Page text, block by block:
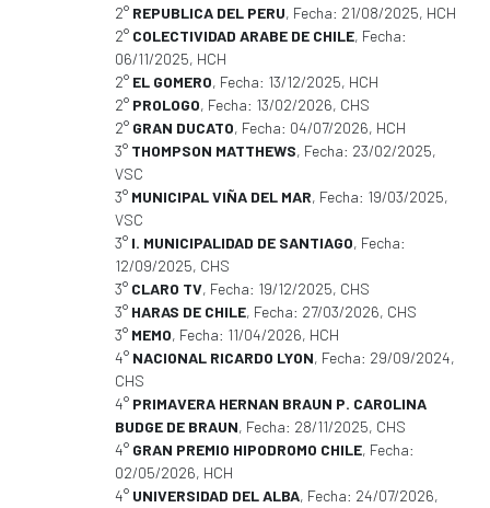
2° REPUBLICA DEL PERU, Fecha: 21/08/2025, HCH
2° COLECTIVIDAD ARABE DE CHILE, Fecha:
06/11/2025, HCH
2° EL GOMERO, Fecha: 13/12/2025, HCH
2° PROLOGO, Fecha: 13/02/2026, CHS
2° GRAN DUCATO, Fecha: 04/07/2026, HCH
3° THOMPSON MATTHEWS, Fecha: 23/02/2025,
VSC
3° MUNICIPAL VIÑA DEL MAR, Fecha: 19/03/2025,
VSC
3° I. MUNICIPALIDAD DE SANTIAGO, Fecha:
12/09/2025, CHS
3° CLARO TV, Fecha: 19/12/2025, CHS
3° HARAS DE CHILE, Fecha: 27/03/2026, CHS
3° MEMO, Fecha: 11/04/2026, HCH
4° NACIONAL RICARDO LYON, Fecha: 29/09/2024,
CHS
4° PRIMAVERA HERNAN BRAUN P. CAROLINA
BUDGE DE BRAUN, Fecha: 28/11/2025, CHS
4° GRAN PREMIO HIPODROMO CHILE, Fecha:
02/05/2026, HCH
4° UNIVERSIDAD DEL ALBA, Fecha: 24/07/2026,